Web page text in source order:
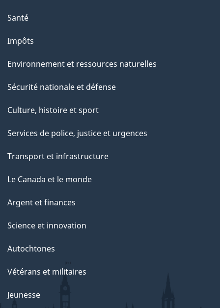
Santé
Impôts
Environnement et ressources naturelles
Sécurité nationale et défense
Culture, histoire et sport
Services de police, justice et urgences
Transport et infrastructure
Le Canada et le monde
Argent et finances
Science et innovation
Autochtones
Vétérans et militaires
Jeunesse